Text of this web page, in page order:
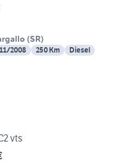
(SR)
11/2008 250 Km Diesel
vts